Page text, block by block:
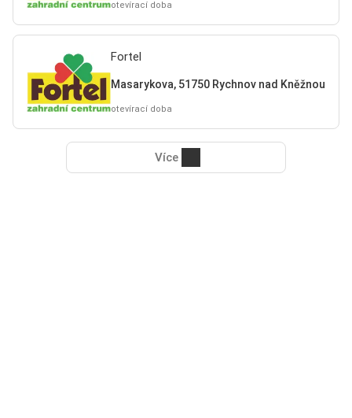
otevírací doba
Fortel
Masarykova, 51750 Rychnov nad Kněžnou
otevírací doba
Více